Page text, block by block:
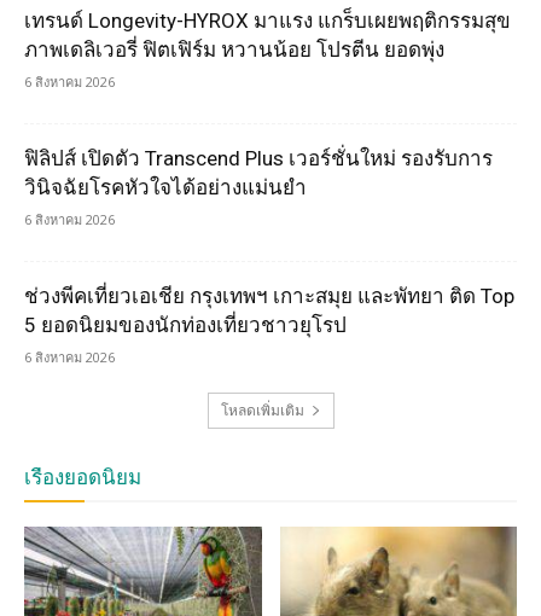
เทรนด์ Longevity-HYROX มาแรง แกร็บเผยพฤติกรรมสุข
ภาพเดลิเวอรี่ ฟิตเฟิร์ม หวานน้อย โปรตีน ยอดพุ่ง
6 สิงหาคม 2026
ฟิลิปส์ เปิดตัว Transcend Plus เวอร์ชั่นใหม่ รองรับการ
วินิจฉัยโรคหัวใจได้อย่างแม่นยำ
6 สิงหาคม 2026
ช่วงพีคเที่ยวเอเชีย กรุงเทพฯ เกาะสมุย และพัทยา ติด Top
5 ยอดนิยมของนักท่องเที่ยวชาวยุโรป
6 สิงหาคม 2026
โหลดเพิ่มเติม
เรื่องยอดนิยม